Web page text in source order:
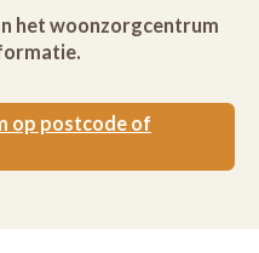
het woonzorgcentrum
op postcode of